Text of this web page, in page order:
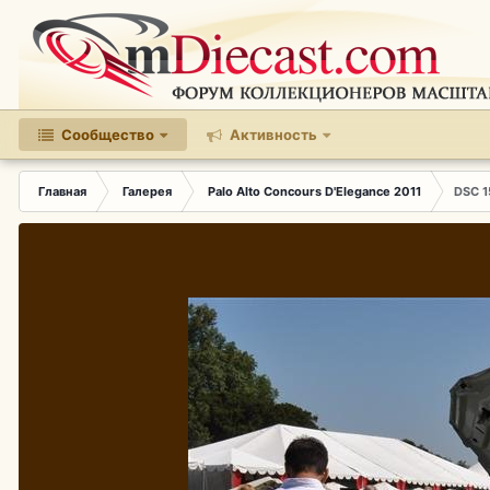
Сообщество Активность
Главная Галерея Palo Alto Concours D'Elegance 2011 DSC